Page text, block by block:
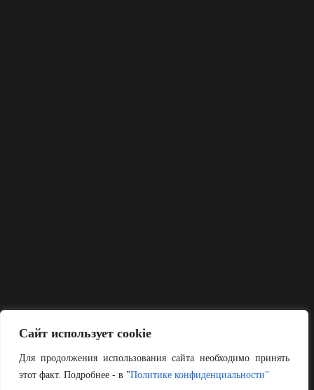
Сайт использует cookie
Для продолжения использования сайта необходимо принять
этот факт. Подробнее - в "Политике конфиденциальности"